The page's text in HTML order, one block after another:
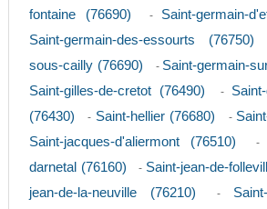
fontaine (76690)
- Saint-germain-
Saint-germain-des-essourts (76750)
sous-cailly (76690)
- Saint-germain-
Saint-gilles-de-cretot (76490) -
(76430)
- Saint-hellier (76680) -
Saint-jacques-d'aliermont (76510) -
darnetal (76160)
- Saint-jean-de-
jean-de-la-neuville (76210)
-